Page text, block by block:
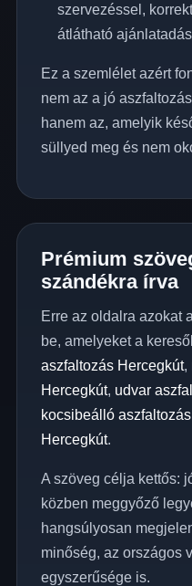
szervezéssel,
átlátható
Ez a szemlélet azért
nem az a jó
hanem az, amelyik
süllyed meg és nem
Prémium
szándékra írva
Erre az oldalra azokat
be, amelyeket a
aszfaltozás Hercegkút,
Hercegkút, udvar
kocsibeálló
Hercegkút.
A szöveg célja kettős:
közben meggyőző
hangsúlyosan
minőség, az országos
egyszerűsége is.